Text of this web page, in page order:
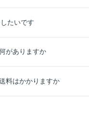
たいです
がありますか
料はかかりますか